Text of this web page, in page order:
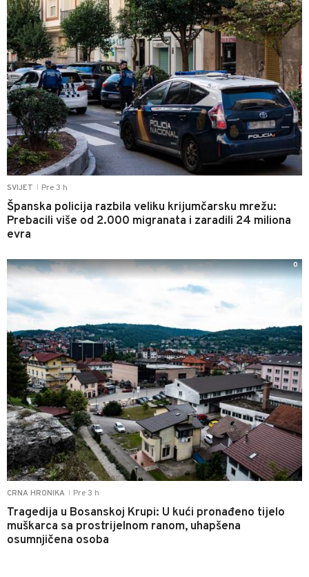
SVIJET Pre 3 h
Španska policija razbila veliku krijumčarsku mrežu:
Prebacili više od 2.000 migranata i zaradili 24 miliona
evra
CRNA HRONIKA Pre 3 h
Tragedija u Bosanskoj Krupi: U kući pronađeno tijelo
muškarca sa prostrijelnom ranom, uhapšena
osumnjičena osoba
0